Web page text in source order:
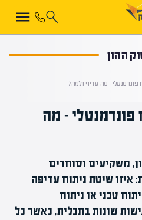
ההון
פונדמנטלי – מה עדיף ולמה?
פונדמנטלי – מה
משקיעים וסוחרים
איזו שיטת ניתוח עדיפה
טכני או ניתוח
שונות בתכלית, כאשר כל